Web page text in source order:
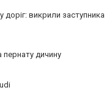
доріг: викрили заступника
дичину